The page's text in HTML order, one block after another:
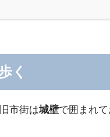
く
市街は城壁で囲まれ